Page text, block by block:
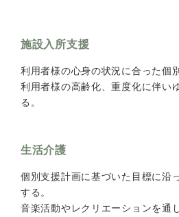
施設入所支援
利用者様の心身の状況に合った個
利用者様の高齢化、重度化に伴い
る。
生活介護
個別支援計画に基づいた目標に沿
する。
音楽活動やレクリエーションを通